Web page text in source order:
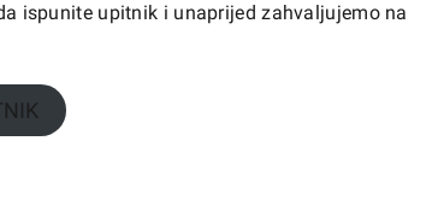
ispunite upitnik i unaprijed zahvaljujemo na